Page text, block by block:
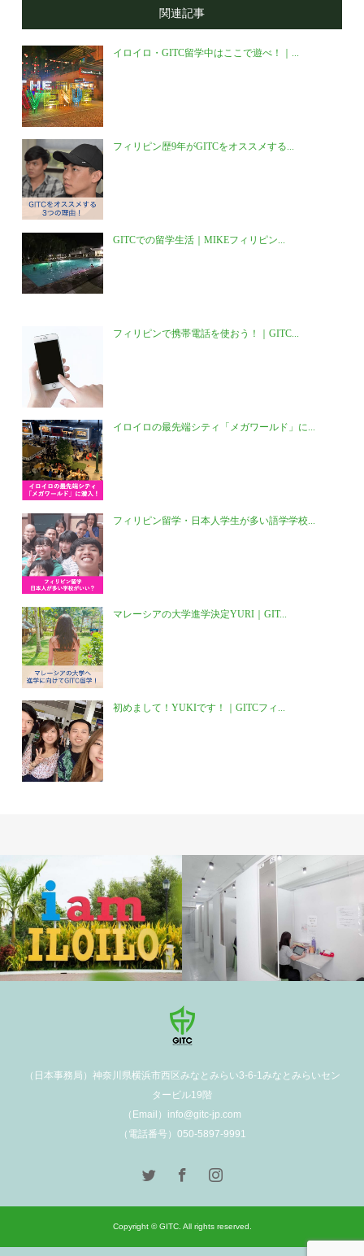
関連記事
イロイロ・GITC留学中はここで遊べ！｜...
フィリピン歴9年がGITCをオススメする...
GITCでの留学生活｜MIKEフィリピン...
フィリピンで携帯電話を使おう！｜GITC...
イロイロの最先端シティ「メガワールド」に...
フィリピン留学・日本人学生が多い語学学校...
マレーシアの大学進学決定YURI｜GIT...
初めまして！YUKIです！｜GITCフィ...
学校施設
（日本事務局）神奈川県横浜市西区みなとみらい3-6-1みなとみらいセン
タービル19階
（Email）info@gitc-jp.com
（電話番号）050-5897-9991
Copyright © GITC. All rights reserved.